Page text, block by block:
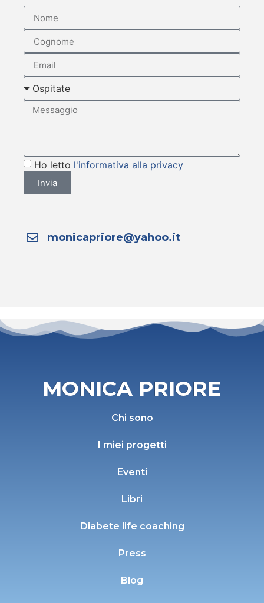
Ho letto l'informativa alla privacy
Invia
monicapriore@yahoo.it
MONICA PRIORE
Chi sono
I miei progetti
Eventi
Libri
Diabete life coaching
Press
Blog